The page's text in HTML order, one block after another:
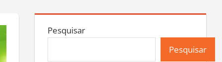
Pesquisar
Pesquisar